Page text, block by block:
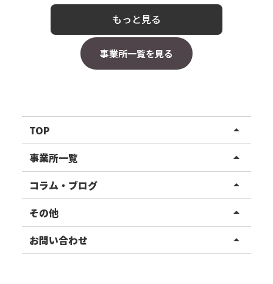
もっと見る
事業所一覧を見る
TOP arrow_drop_up
リハスワーク
リハスファーム
事業所一覧 arrow_drop_up
関東エリア
東北エリア
甲信越エリア
コラム・ブログ arrow_drop_up
事業所ブログ
ご利用者様の声
その他 arrow_drop_up
お知らせ
お問い合わせ arrow_drop_up